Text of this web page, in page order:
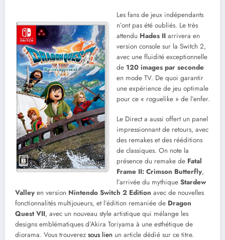
Les fans de jeux indépendants
n’ont pas été oubliés. Le très
attendu Hades II arrivera en
version console sur la Switch 2,
avec une fluidité exceptionnelle
de 120 images par seconde
en mode TV. De quoi garantir
une expérience de jeu optimale
pour ce « roguelike » de l’enfer.
Le Direct a aussi offert un panel
impressionnant de retours, avec
des remakes et des rééditions
de classiques. On note la
présence du remake de Fatal
Frame II: Crimson Butterfly,
l’arrivée du mythique Stardew
Valley en version Nintendo Switch 2 Edition avec de nouvelles
fonctionnalités multijoueurs, et l’édition remaniée de Dragon
Quest VII, avec un nouveau style artistique qui mélange les
designs emblématiques d’Akira Toriyama à une esthétique de
diorama. Vous trouverez sous lien un article dédié sur ce titre.